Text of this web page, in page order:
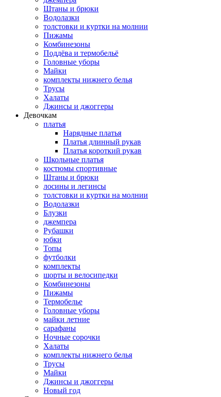
Штаны и брюки
Водолазки
толстовки и куртки на молнии
Пижамы
Комбинезоны
Поддёва и термобельё
Головные уборы
Майки
комплекты нижнего белья
Трусы
Халаты
Джинсы и джоггеры
Девочкам
платья
Нарядные платья
Платья длинный рукав
Платья короткий рукав
Школьные платья
костюмы спортивные
Штаны и брюки
лосины и легинсы
толстовки и куртки на молнии
Водолазки
Блузки
джемпера
Рубашки
юбки
Топы
футболки
комплекты
шорты и велосипедки
Комбинезоны
Пижамы
Термобелье
Головные уборы
майки летние
сарафаны
Ночные сорочки
Халаты
комплекты нижнего белья
Трусы
Майки
Джинсы и джоггеры
Новый год